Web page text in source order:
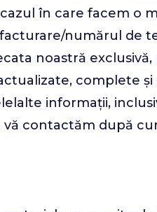
în care facem o
numărul de
noastră exclusivă,
complete
informații,
contactăm după